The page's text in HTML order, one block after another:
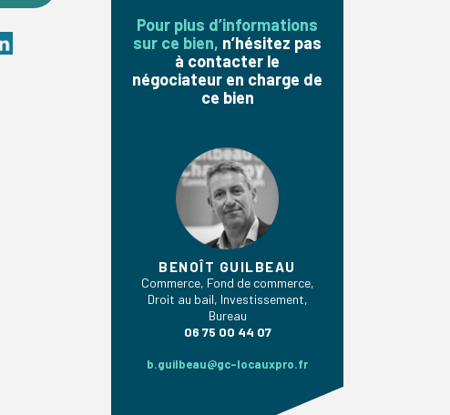
Pour plus d’informations
sur ce bien, n’hésitez pas
à contacter le
négociateur en charge de
ce bien
BENOÎT GUILBEAU
Commerce, Fond de commerce,
Droit au bail, Investissement,
Bureau
06 75 00 44 07
b.guilbeau@gc-locauxpro.fr